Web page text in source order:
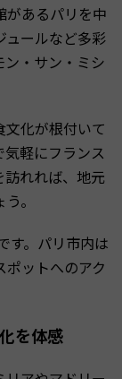
があるパリを中
ュールなど多彩
・サン・ミシ
化が根付いて
軽にフランス
れれば、地元
。
す。パリ市内は
ットへのアク
を体感